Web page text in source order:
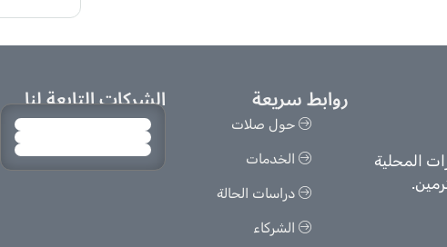
المحلية
روابط سريعة
حول صلات
الخدمات
دراسات الحالة
الشركاء
الشركات التابعة لنا